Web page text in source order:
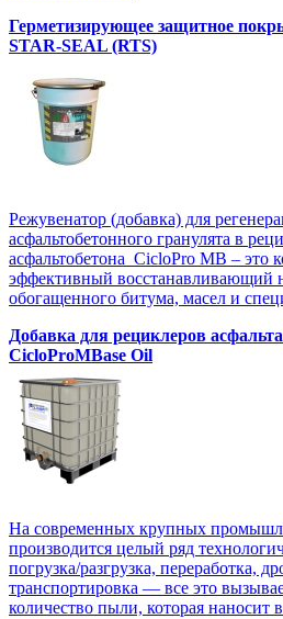
Герметизирующее защитное
STAR-SEAL (RTS)
Режувенатор (добавка) для
асфальтобетонного гранулята в
асфальтобетона CicloPro MB – это
эффективный восстанавливающий
обогащенного битума, масел и
Добавка для рециклеров
CicloProMBase Oil
На современных крупных
производится целый ряд
погрузка/разгрузка, переработка,
транспортировка — все это
количество пыли, которая наносит